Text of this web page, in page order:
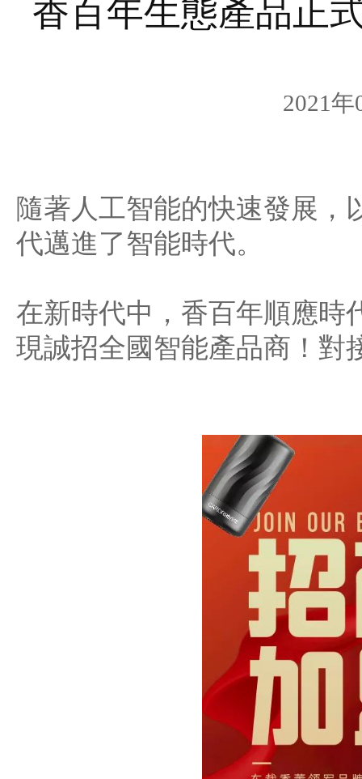
香百年生態產品正
2021
隨著人工智能的快速發展，
代邁進了智能時代。
在新時代中，香百年順應時
現誠招全國智能產品商！對